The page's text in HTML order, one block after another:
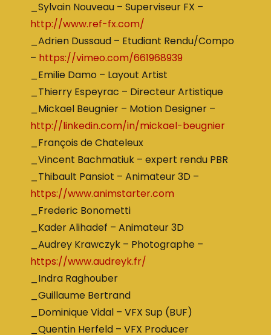
_Sylvain Nouveau – Superviseur FX –
http://www.ref-fx.com/
_Adrien Dussaud – Etudiant Rendu/Compo
– https://vimeo.com/661968939
_Emilie Damo – Layout Artist
_Thierry Espeyrac – Directeur Artistique
_Mickael Beugnier – Motion Designer –
http://linkedin.com/in/mickael-beugnier
_François de Chateleux
_Vincent Bachmatiuk – expert rendu PBR
_Thibault Pansiot – Animateur 3D –
https://www.animstarter.com
_Frederic Bonometti
_Kader Alihadef – Animateur 3D
_Audrey Krawczyk – Photographe –
https://www.audreyk.fr/
_Indra Raghouber
_Guillaume Bertrand
_Dominique Vidal – VFX Sup (BUF)
_Quentin Herfeld – VFX Producer